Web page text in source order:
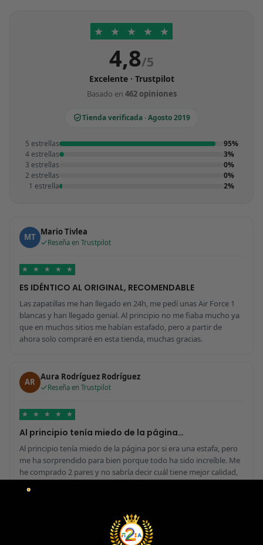
★ ★ ★ ★ ★
4,8/5
Excelente · Trustpilot
Basado en 462 opiniones
Tienda verificada · Agosto 2019
5 estrellas
95%
4 estrellas
3%
3 estrellas
0%
2 estrellas
0%
1 estrella
2%
MT Mario Tivlea
Reseña en Trustpilot
★ ★ ★ ★ ★
ES IDÉNTICO AL ORIGINAL, RECOMENDABLE
Las zapatillas me han llegado en 24h, me pedí unas Air Force 1
blancas y han llegado genial. Al principio no me fiaba mucho ya
que en muchos sitios me habían estafado, pero a partir de
ahora solo compraré en esta tienda, muchas gracias.
AR Aura Rodríguez Rodríguez
Reseña en Trustpilot
★ ★ ★ ★ ★
Al principio tenía miedo de la página…
Al principio tenía miedo de la página por si era una estafa, pero
me ha sorprendido para bien porque todo ha sido increíble. Me
he comprado 2 pares y no sabría decir cuál tiene mejor calidad,